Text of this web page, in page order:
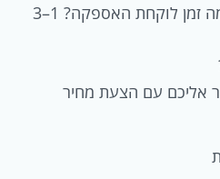
מחודש? אצלנו — אפס. כמה זמן לוקחת האספקה? 1–3
אליכם עם הצעת מחיר